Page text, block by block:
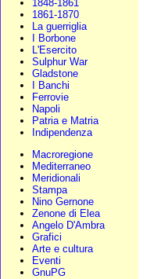
1848-1861
1861-1870
La guerriglia
I Borbone
L'Esercito
Sulphur War
Gladstone
I Banchi
Ferrovie
Napoli
Patria e Matria
Indipendenza
Macroregione
Mediterraneo
Meridionali
Stampa
Nino Gernone
Zenone di Elea
Angelo D'Ambra
Grafici
Arte e cultura
Eventi
GnuPG